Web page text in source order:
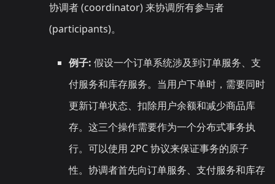
协调者 (coordinator) 来协调所有参与者
(participants)。
例子: 假设一个订单系统涉及到订单服务、支
付服务和库存服务。当用户下单时，需要同时
更新订单状态、扣除用户余额和减少商品库
存。这三个操作需要作为一个分布式事务执
行。可以使用 2PC 协议来保证事务的原子
性。协调者首先向订单服务、支付服务和库存